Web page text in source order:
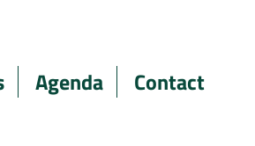
Agenda Contact